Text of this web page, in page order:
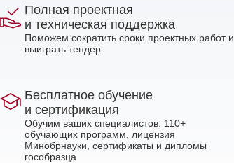
Полная проектная
и техническая поддержка
Поможем сократить сроки проектных работ и
выиграть тендер
Бесплатное обучение
и сертификация
Обучим ваших специалистов: 110+
обучающих программ, лицензия
Минобрнауки, сертификаты и дипломы
гособразца